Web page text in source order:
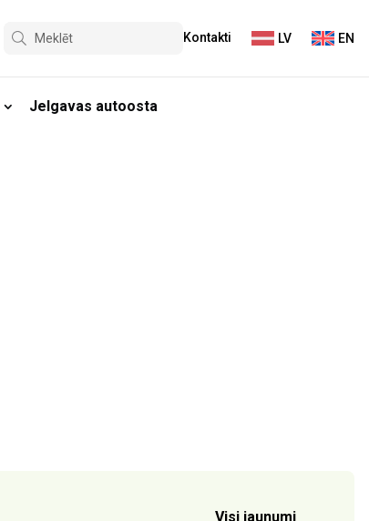
Kontakti LV EN
Jelgavas autoosta
Visi jaunumi